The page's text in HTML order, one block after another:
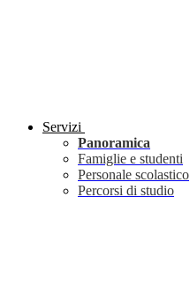
Servizi
Panoramica
Famiglie e studenti
Personale scolastico
Percorsi di studio